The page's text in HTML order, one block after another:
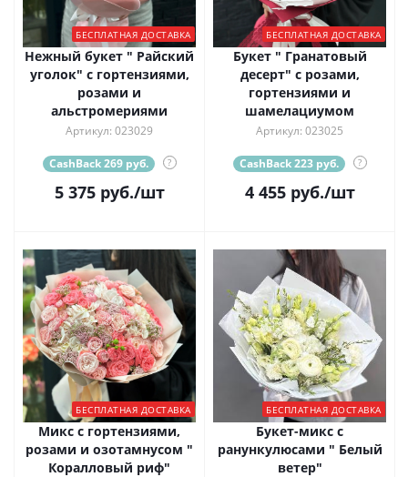
БЕСПЛАТНАЯ ДОСТАВКА
Нежный букет " Райский
уголок" с гортензиями,
розами и
альстромериями
Артикул: 023029
CashBack 269 руб. ?
5 375руб./шт
БЕСПЛАТНАЯ ДОСТАВКА
Букет " Гранатовый
десерт" с розами,
гортензиями и
шамелациумом
Артикул: 023025
CashBack 223 руб. ?
4 455руб./шт
БЕСПЛАТНАЯ ДОСТАВКА
Микс с гортензиями,
розами и озотамнусом "
Коралловый риф"
БЕСПЛАТНАЯ ДОСТАВКА
Букет-микс с
ранункулюсами " Белый
ветер"